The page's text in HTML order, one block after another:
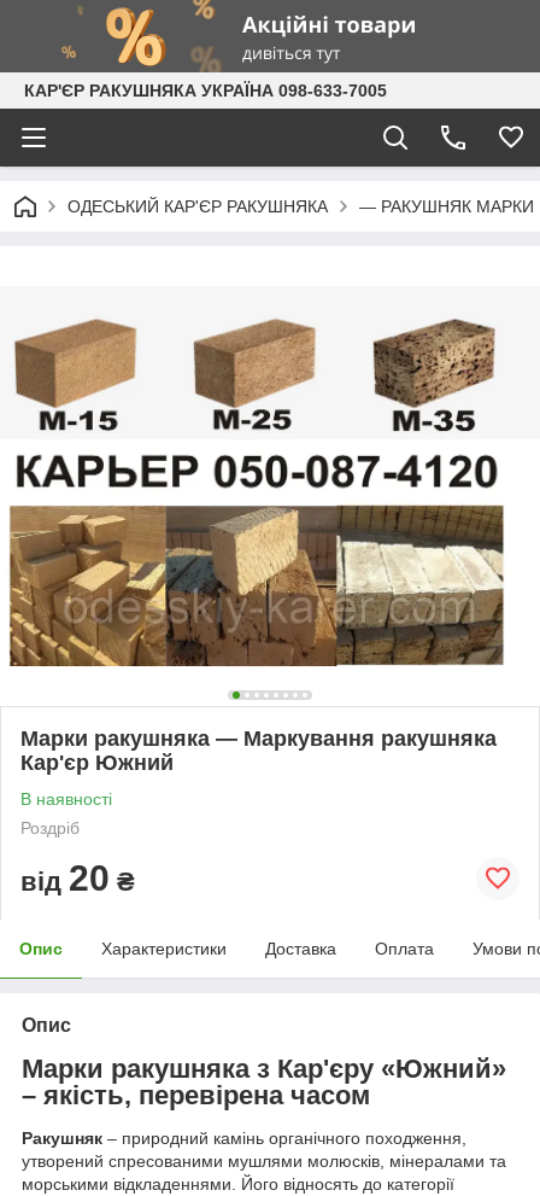
КАР'ЄР РАКУШНЯКА УКРАЇНА 098-633-7005
ОДЕСЬКИЙ КАР'ЄР РАКУШНЯКА — РАКУШНЯК МАРКИ
Марки ракушняка — Маркування ракушняка
Кар'єр Южний
В наявності
Роздріб
від 20 ₴
Опис Характеристики Доставка Оплата Умови
Опис
Марки ракушняка з Кар'єру «Южний»
– якість, перевірена часом
Ракушняк – природний камінь органічного походження,
утворений спресованими мушлями молюсків, мінералами та
морськими відкладеннями. Його відносять до категорії